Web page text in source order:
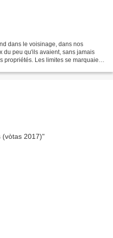
dans le voisinage, dans nos
du peu qu'ils avaient, sans jamais
Les limites se marquaient